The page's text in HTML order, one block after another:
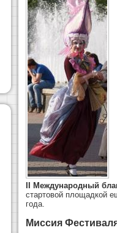
II Международный
стартовой площадкой
года.
Миссия